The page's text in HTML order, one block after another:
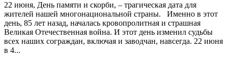
22 июня, День памяти и скорби, – трагическая дата для
жителей нашей многонациональной страны. Именно в этот
день, 85 лет назад, началась кровопролитная и страшная
Великая Отечественная война. И этот день изменил судьбы
всех наших сограждан, включая и заводчан, навсегда. 22 июня
в 4...